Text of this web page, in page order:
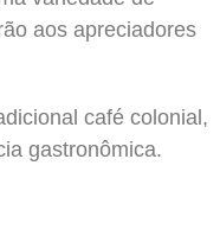
aos apreciadores
café colonial,
gastronômica.